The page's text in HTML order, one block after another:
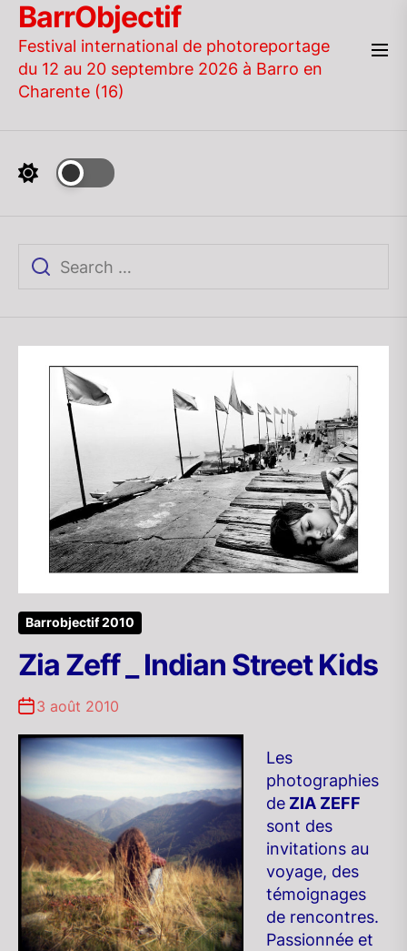
Skip
the
content
BarrObjectif
Festival international de photoreportage
du 12 au 20 septembre 2026 à Barro en
Charente (16)
Barrobjectif 2010
Zia Zeff _ Indian Street Kids
3 août 2010
Les
photographies
de ZIA ZEFF
sont des
invitations au
voyage, des
témoignages
de rencontres.
Passionnée et